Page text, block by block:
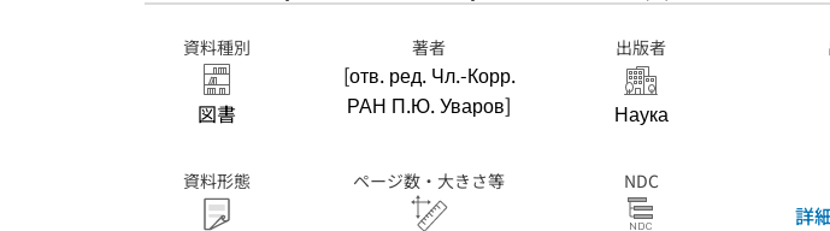
и раннего
нового времени
вып. 83 (4)
資料種別
図書
著者
[отв. ред. Чл.-Корр.
РАН П.Ю. Уваров]
出版者
Наука
資料形態 ページ数・大きさ等 NDC
詳